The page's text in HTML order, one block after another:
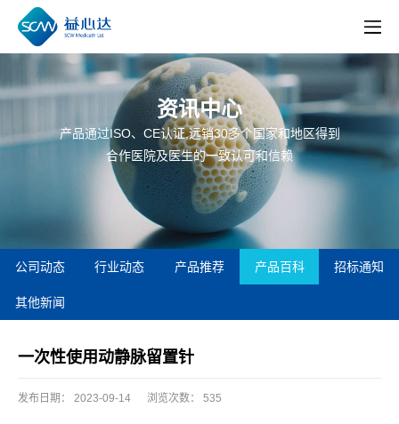
资讯中心
产品通过ISO、CE认证,远销30多个国家和地区得到
合作医院及医生的一致认可和信赖
公司动态 行业动态 产品推荐 产品百科 招标通知
其他新闻
一次性使用动静脉留置针
发布日期： 2023-09-14 浏览次数： 535